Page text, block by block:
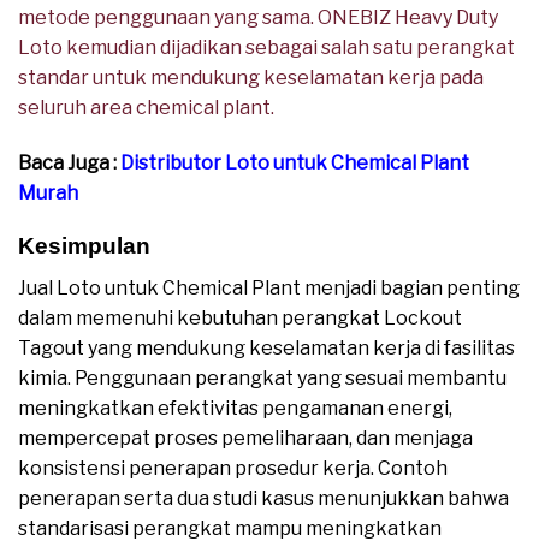
metode penggunaan yang sama. ONEBIZ Heavy Duty
Loto kemudian dijadikan sebagai salah satu perangkat
standar untuk mendukung keselamatan kerja pada
seluruh area chemical plant.
Baca Juga : Distributor Loto untuk Chemical Plant
Murah
Kesimpulan
Jual Loto untuk Chemical Plant menjadi bagian penting
dalam memenuhi kebutuhan perangkat Lockout
Tagout yang mendukung keselamatan kerja di fasilitas
kimia. Penggunaan perangkat yang sesuai membantu
meningkatkan efektivitas pengamanan energi,
mempercepat proses pemeliharaan, dan menjaga
konsistensi penerapan prosedur kerja. Contoh
penerapan serta dua studi kasus menunjukkan bahwa
standarisasi perangkat mampu meningkatkan